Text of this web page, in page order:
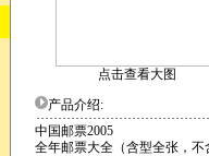
点击查看大图
产品介绍:
中国邮票2005
全年邮票大全（含型全张，